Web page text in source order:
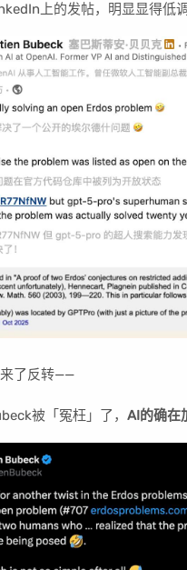
上的发帖，明显显得低调
了反转——
被「冤枉」了， AI的确在